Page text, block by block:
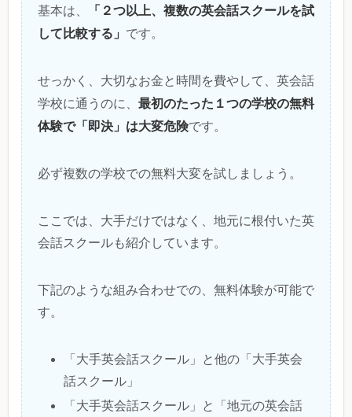
基本は、
「２つ以上、複数の英会話スクールを試
して比較する」 です。
せっかく、大切なお金と時間を費やして、英会話
学校に通うのに、 最初のたった１つの学校の無料
体験で「即決」は大変危険です。
必ず複数の学校での無料大変を試しましょう。
ここでは、大手だけではなく、地元に根付いた英
会話スクールも紹介しています。
下記のような組み合わせでの、無料体験が可能で
す。
「大手英会話スクール」と他の「大手英会
話スクール」
「大手英会話スクール」と「地元の英会話